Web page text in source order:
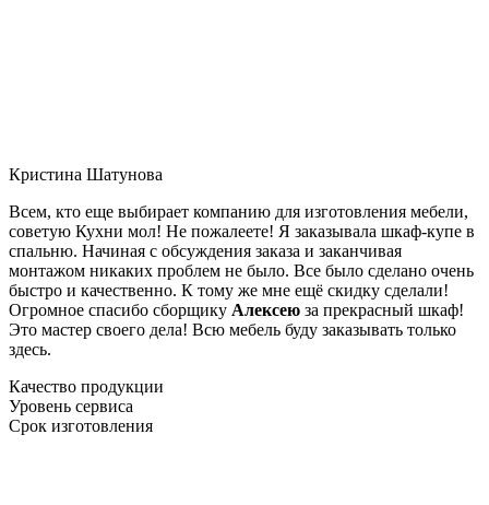
Кристина Шатунова
Всем, кто еще выбирает компанию для изготовления мебели,
советую Кухни мол! Не пожалеете! Я заказывала шкаф-купе в
спальню. Начиная с обсуждения заказа и заканчивая
монтажом никаких проблем не было. Все было сделано очень
быстро и качественно. К тому же мне ещё скидку сделали!
Огромное спасибо сборщику Алексею за прекрасный шкаф!
Это мастер своего дела! Всю мебель буду заказывать только
здесь.
Качество продукции
Уровень сервиса
Срок изготовления